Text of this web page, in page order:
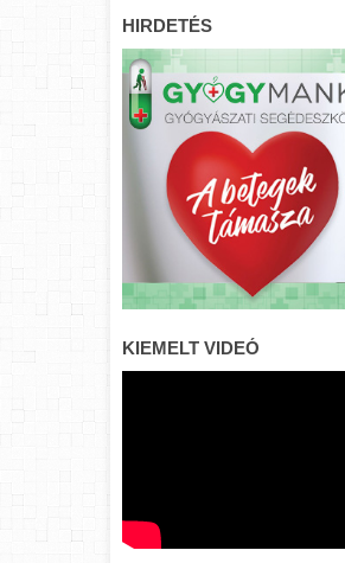
HIRDETÉS
KIEMELT VIDEÓ